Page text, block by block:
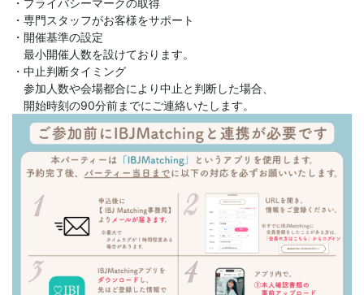
・プライバシーマークの取得
・専門スタッフがお客様をサポート
・開催基準の設定
最小開催人数を設けております。
・中止判断タイミング
参加人数や会場都合により中止と判断した場合、
開始時刻の90分前までにご連絡いたします。